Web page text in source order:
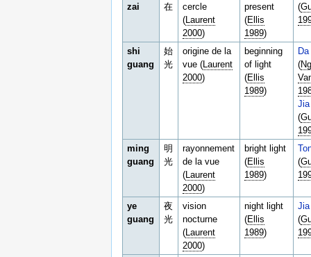
zai
在
cercle
(Laurent
2000)
present
(Ellis
1989)
(
shi
guang
始
光
origine de la
vue (Laurent
2000)
beginning
of light
(Ellis
1989)
(
(
ming
guang
明
光
rayonnement
de la vue
(Laurent
2000)
bright light
(Ellis
1989)
(
ye
guang
夜
光
vision
nocturne
(Laurent
2000)
night light
(Ellis
1989)
(